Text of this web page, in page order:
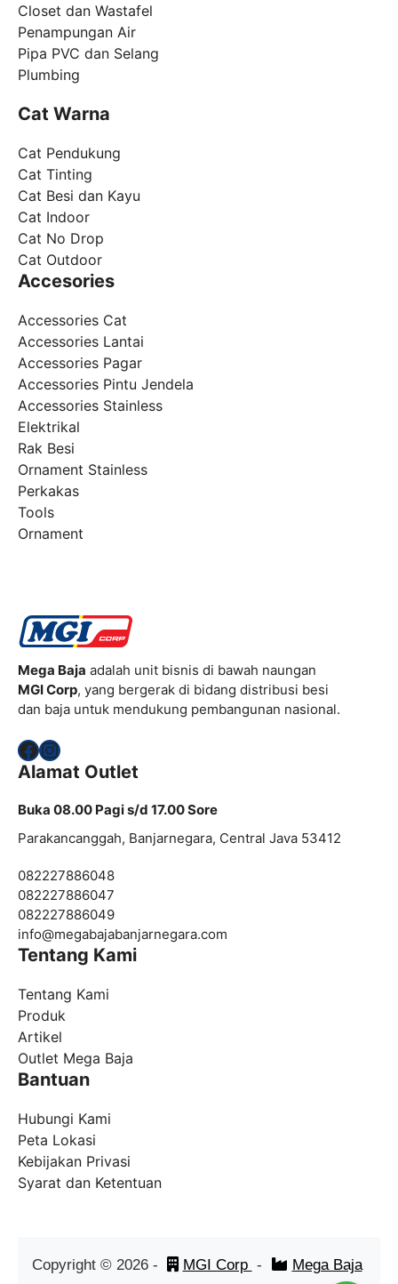
Closet dan Wastafel
Penampungan Air
Pipa PVC dan Selang
Plumbing
Cat Warna
Cat Pendukung
Cat Tinting
Cat Besi dan Kayu
Cat Indoor
Cat No Drop
Cat Outdoor
Accesories
Accessories Cat
Accessories Lantai
Accessories Pagar
Accessories Pintu Jendela
Accessories Stainless
Elektrikal
Rak Besi
Ornament Stainless
Perkakas
Tools
Ornament
Mega Baja adalah unit bisnis di bawah naungan
MGI Corp, yang bergerak di bidang distribusi besi
dan baja untuk mendukung pembangunan nasional.
Facebook
Instagram
Alamat Outlet
Buka 08.00 Pagi s/d 17.00 Sore
Parakancanggah, Banjarnegara, Central Java 53412
082227886048
082227886047
082227886049
info@megabajabanjarnegara.com
Tentang Kami
Tentang Kami
Produk
Artikel
Outlet Mega Baja
Bantuan
Hubungi Kami
Peta Lokasi
Kebijakan Privasi
Syarat dan Ketentuan
Copyright © 2026- MGI Corp - Mega Baja